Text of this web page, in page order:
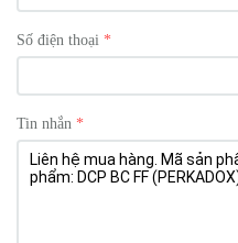
Số điện thoại
Tin nhắn